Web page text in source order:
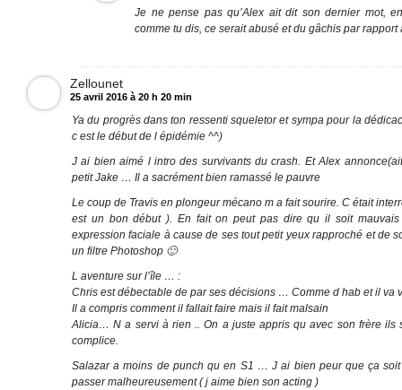
Je ne pense pas qu’Alex ait dit son dernier mot,
comme tu dis, ce serait abusé et du gâchis par
Zellounet
25 avril 2016 à 20 h 20 min
Ya du progrès dans ton ressenti squeletor et sympa pour la
c est le début de l épidémie ^^)
J ai bien aimé l intro des survivants du crash. Et Alex
petit Jake … Il a sacrément bien ramassé le pauvre
Le coup de Travis en plongeur mécano m a fait sourire. C était
est un bon début ). En fait on peut pas dire qu il soit
expression faciale à cause de ses tout petit yeux rapproché et de
un filtre Photoshop 🙂
L aventure sur l’île … :
Chris est débectable de par ses décisions … Comme d hab et il va
Il a compris comment il fallait faire mais il fait malsain
Alicia… N a servi à rien .. On a juste appris qu avec son frère ils
complice.
Salazar a moins de punch qu en S1 … J ai bien peur que ça
passer malheureusement ( j aime bien son acting )